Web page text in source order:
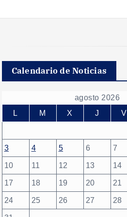
Calendario de Noticias
agosto 2026
L
M X J V
3 4 5 6 7
10 11 12 13 14
17 18 19 20 21
24 25 26 27 28